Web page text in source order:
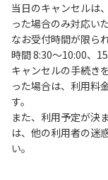
基本的に、テント
管理棟にてチェッ
時前にお越しの方
続きを行ってくだ
手続きを行ってく
４、車両は、荷物
ださい。
５、チェックアウ
午後5時まで）で
方や使用人数が増
当日のキャンセルは
った場合のみ対応い
なお受付時間が限ら
時間 8:30～10:00、
キャンセルの手続き
った場合は、利用料
す。
また、利用予定が決
は、他の利用者の迷
い。